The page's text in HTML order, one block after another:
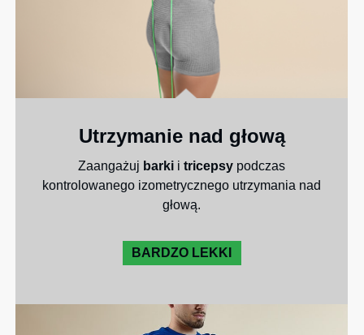
Utrzymanie nad głową
Zaangażuj barki itricepsy podczas
kontrolowanego izometrycznego utrzymania nad
głową.
BARDZO LEKKI